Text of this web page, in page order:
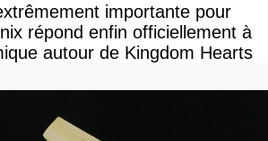
importante pour
répond enfin officiellement à
autour de Kingdom Hearts